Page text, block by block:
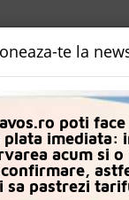
LOGIN
Volcano View
te la
poti
plata imediata:
acum si
sa pastrezi